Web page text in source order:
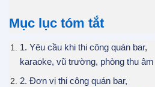
Mục lục tóm tắt
1. Yêu cầu khi thi công quán bar,
karaoke, vũ trường, phòng thu âm
2. Đơn vị thi công quán bar,